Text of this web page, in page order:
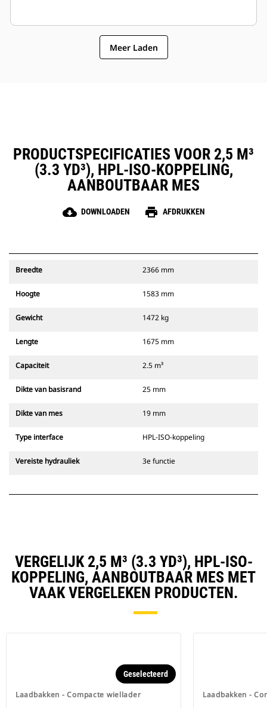
Meer Laden
PRODUCTSPECIFICATIES VOOR 2,5 M³
(3.3 YD³), HPL-ISO-KOPPELING,
AANBOUTBAAR MES
cloud_download DOWNLOADEN print AFDRUKKEN
Breedte 2366 mm
Hoogte 1583 mm
Gewicht 1472 kg
Lengte 1675 mm
Capaciteit 2.5 m³
Dikte van basisrand 25 mm
Dikte van mes 19 mm
Type interface HPL-ISO-koppeling
Vereiste hydrauliek 3e functie
VERGELIJK 2,5 M³ (3.3 YD³), HPL-ISO-
KOPPELING, AANBOUTBAAR MES MET
VAAK VERGELEKEN PRODUCTEN.
Laadbakken - Compacte wiellader
Geselecteerd
Laadbakken -